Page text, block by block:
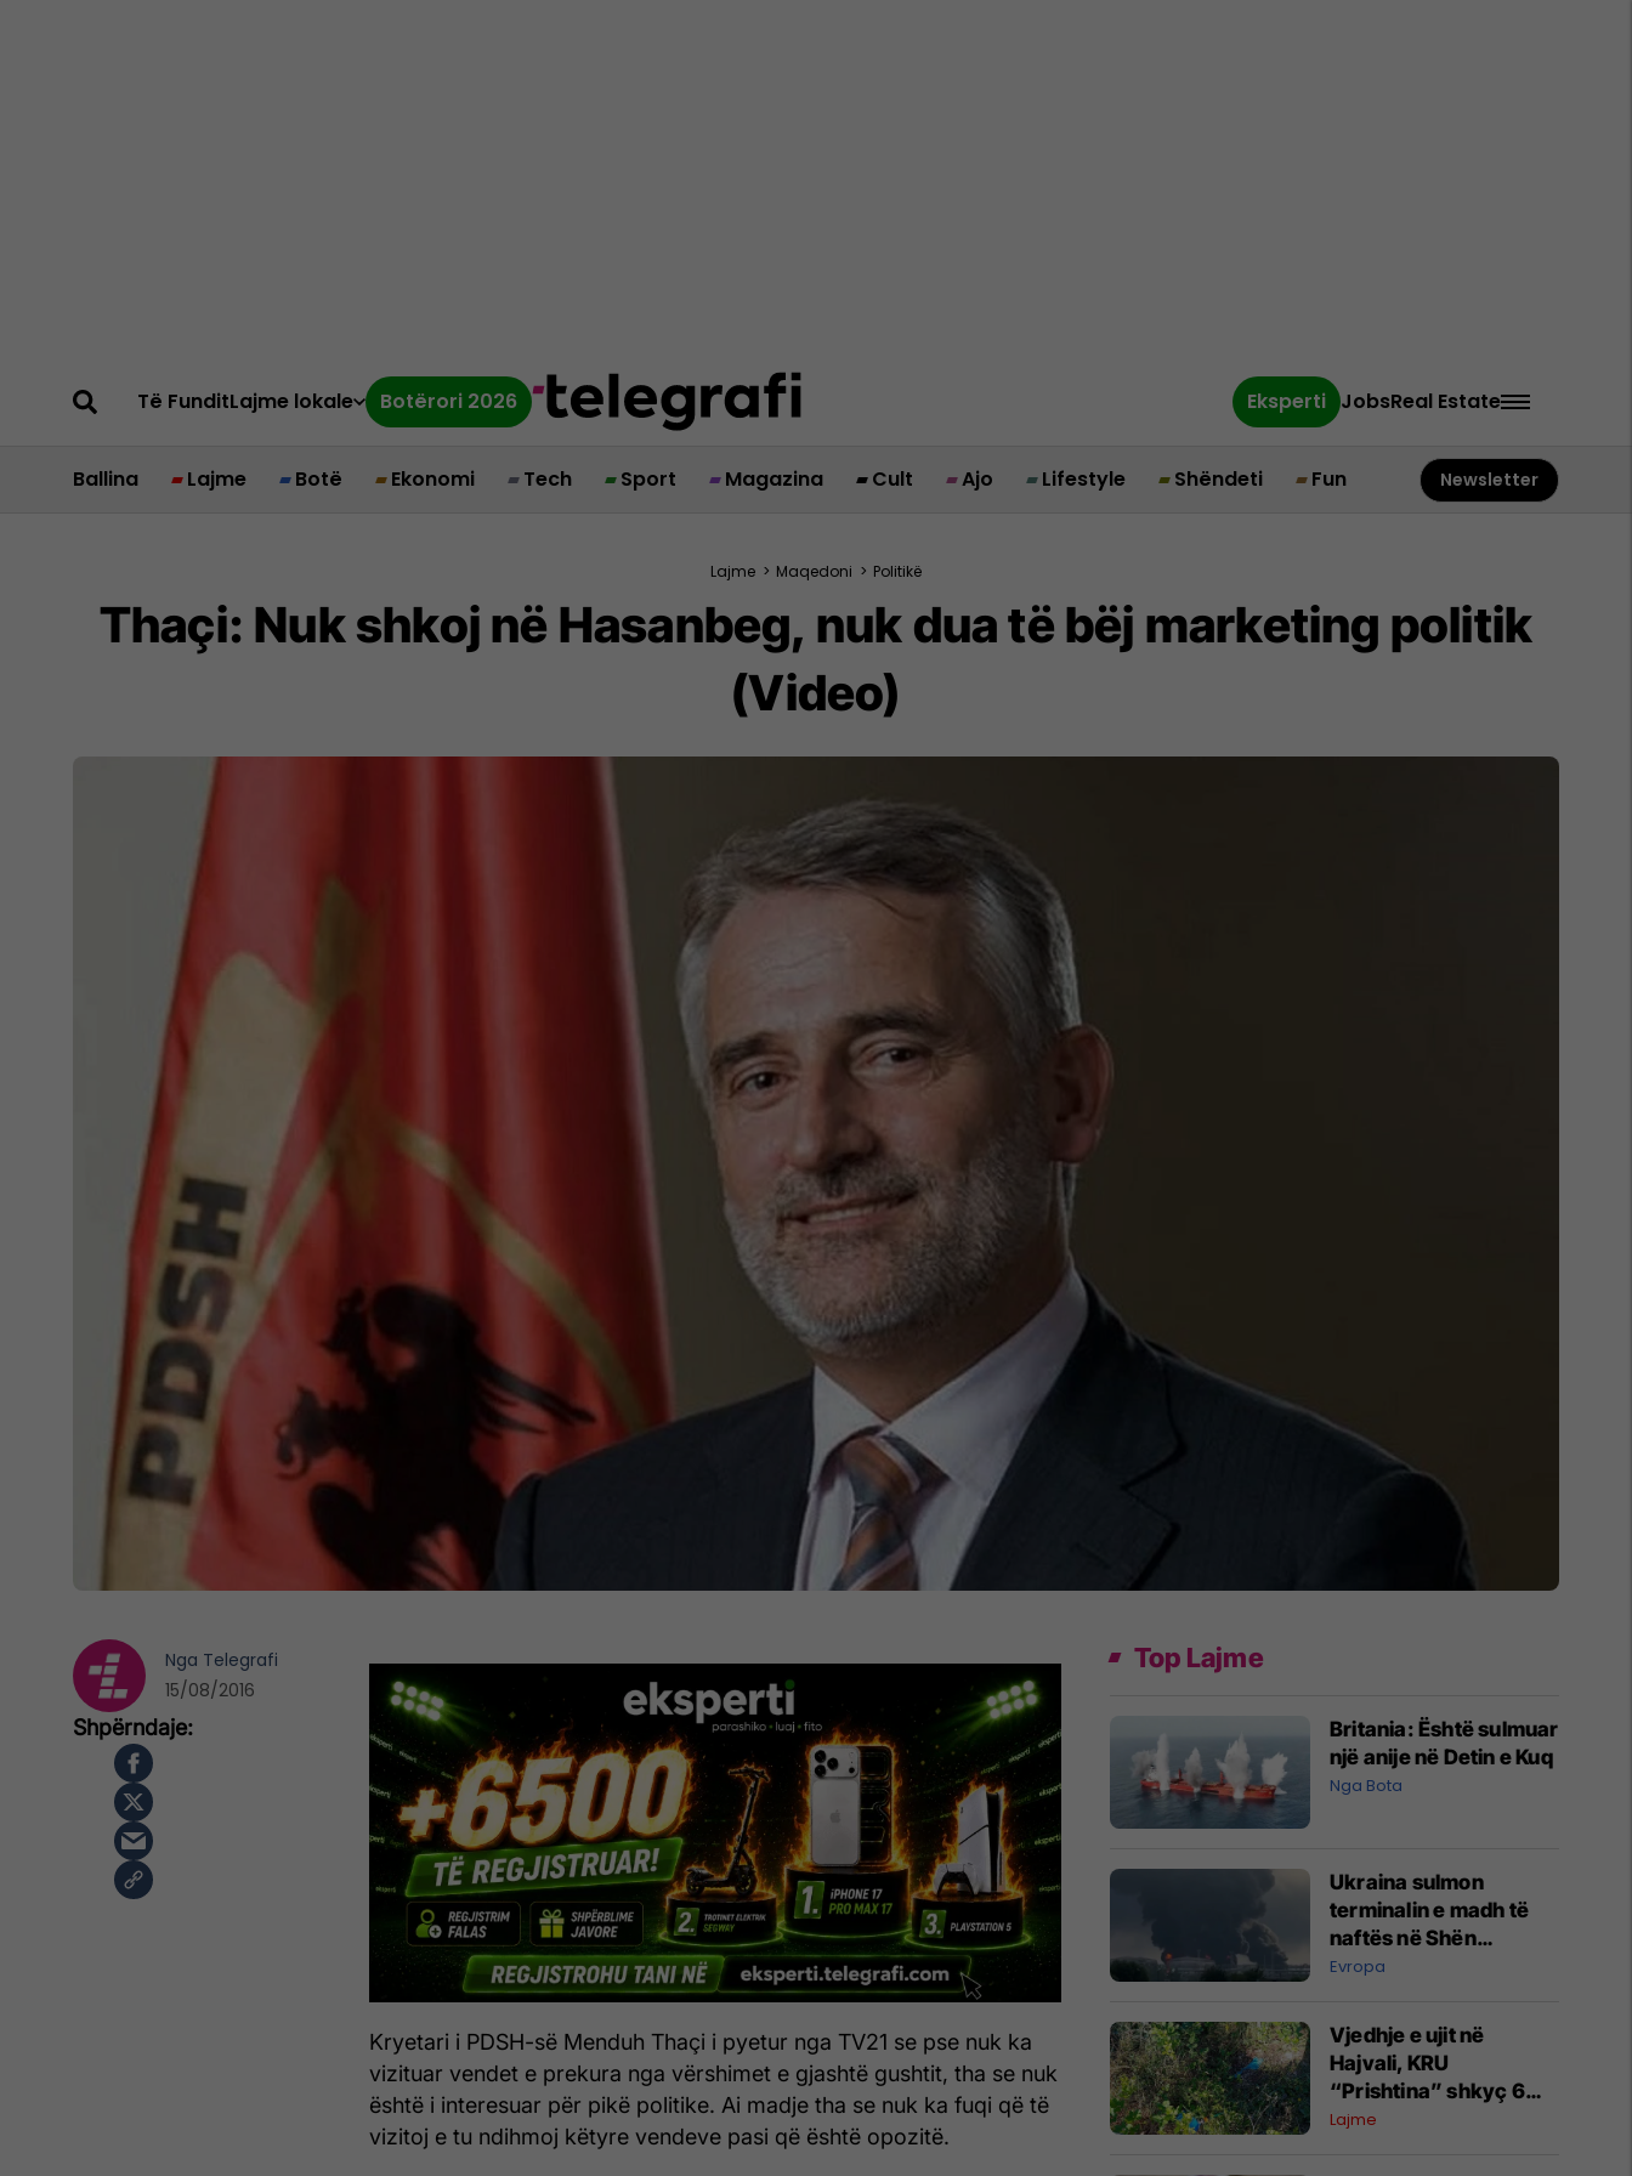
Të FunditLajme lokale Botërori 2026 Eksperti JobsReal Estate
Ballina Lajme Botë Ekonomi Tech Sport Magazina Cult Ajo Lifestyle Shëndeti Fun Newsletter
Lajme > Maqedoni > Politikë
Thaçi: Nuk shkoj në Hasanbeg, nuk dua të bëj marketing politik
(Video)
Kryetari i PDSH-së Menduh Thaçi i pyetur nga TV21 se pse nuk ka
vizituar vendet e prekura nga vërshimet e gjashtë gushtit, tha se nuk
është i interesuar për pikë politike. Ai madje tha se nuk ka fuqi që të
vizitoj e tu ndihmoj këtyre vendeve pasi që është opozitë.
Nga Telegrafi
15/08/2016
Top Lajme
Britania: Është sulmuar
një anije në Detin e Kuq
Nga Bota
Ukraina sulmon
terminalin e madh të
naftës në Shën
Petersburg të Rusisë
Evropa
Vjedhje e ujit në
Hajvali, KRU
“Prishtina” shkyç 6
lidhje ilegale - rastet
Lajme